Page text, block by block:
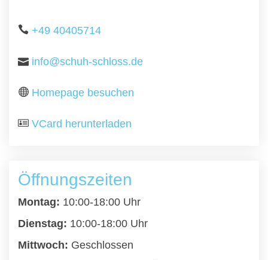
+49 40405714
info@schuh-schloss.de
Homepage besuchen
VCard herunterladen
Öffnungszeiten
Montag: 10:00-18:00 Uhr
Dienstag: 10:00-18:00 Uhr
Mittwoch: Geschlossen